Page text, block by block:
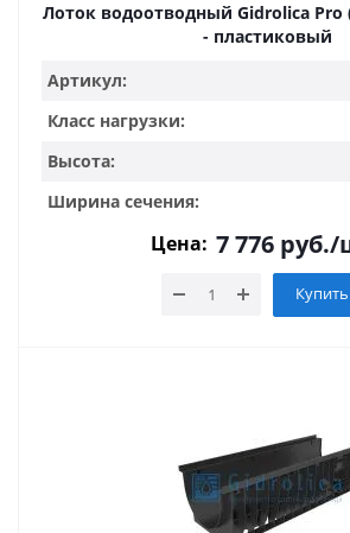
Лоток водоотводный Gidrolica Pro
- пластиковый
Артикул:
Класс нагрузки:
Высота:
Ширина сечения:
Цена: 7 776 руб./
Купить